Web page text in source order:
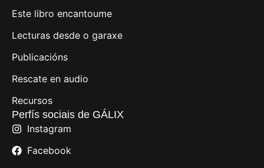
Este libro encantoume
Lecturas desde o garaxe
Publicacións
Rescate en audio
Recursos
Perfís sociais de GÁLIX
Instagram
Facebook